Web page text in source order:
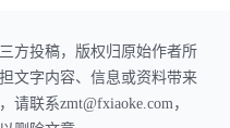
方投稿，版权归原始作者所
文字内容、信息或资料带来
联系zmt@fxiaoke.com，